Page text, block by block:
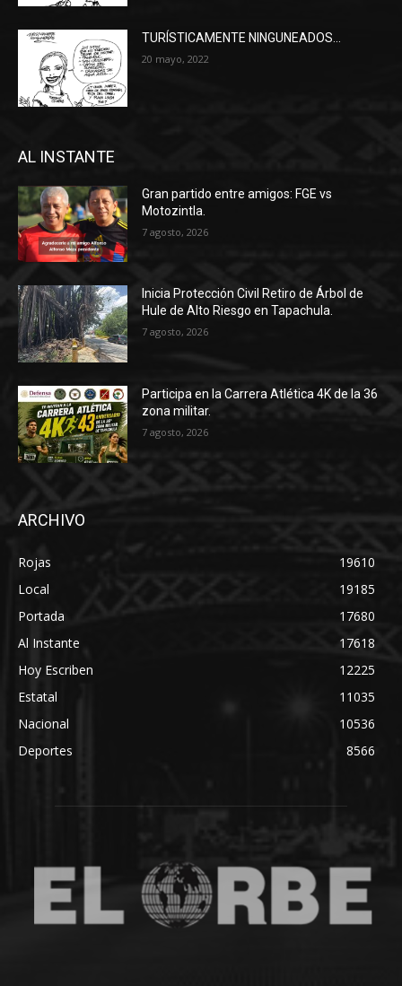
TURÍSTICAMENTE NINGUNEADOS…
20 mayo, 2022
AL INSTANTE
Gran partido entre amigos: FGE vs
Motozintla.
7 agosto, 2026
Inicia Protección Civil Retiro de Árbol de
Hule de Alto Riesgo en Tapachula.
7 agosto, 2026
Participa en la Carrera Atlética 4K de la 36
zona militar.
7 agosto, 2026
ARCHIVO
Rojas
19610
Local
19185
Portada
17680
Al Instante
17618
Hoy Escriben
12225
Estatal
11035
Nacional
10536
Deportes
8566